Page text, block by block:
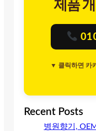
제품
▼ 클릭하면 카
Recent Posts
병원향기,